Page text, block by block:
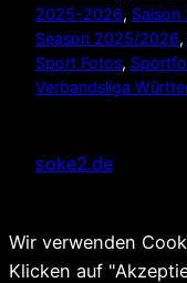
2025-2026,
Season 2025/2026,
Sport Fotos,
Verbandsliga
soke2.de
Wir verwenden
Klicken auf